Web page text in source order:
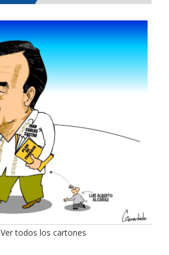
Ver todos los cartones